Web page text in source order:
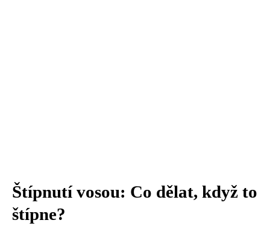
Štípnutí vosou: Co dělat, když to
štípne?